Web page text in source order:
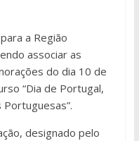
a Região
associar as
do dia 10 de
“Dia de Portugal,
designado pelo